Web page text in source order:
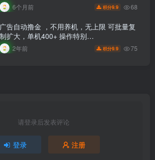
6个月前 积分9.9 68
广告自动撸金 ，不用养机，无上限 可批量复
制扩大，单机400+ 操作特别…
2年前 积分9.9 75
请登录后发表评论
登录 注册